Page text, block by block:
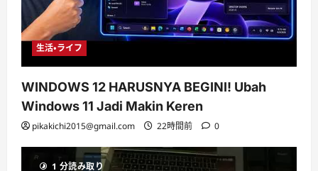
生活・ライフ
WINDOWS 12 HARUSNYA BEGINI! Ubah
Windows 11 Jadi Makin Keren
pikakichi2015@gmail.com 22時間前 0
1 分読み取り